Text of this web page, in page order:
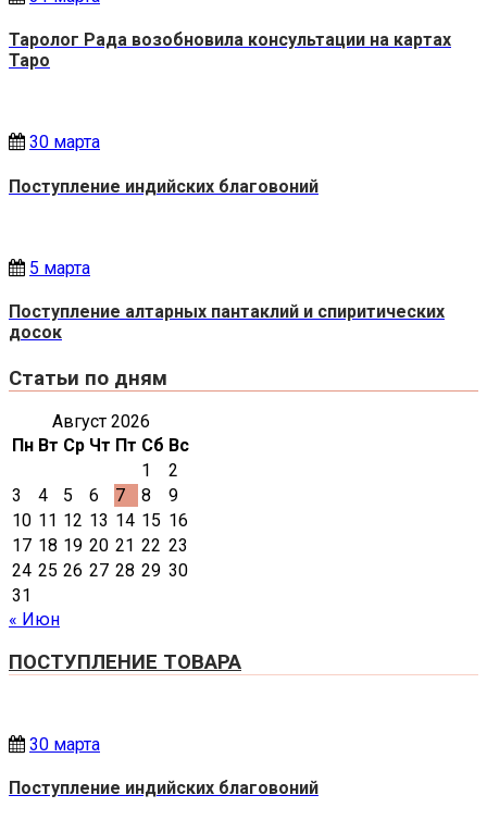
Таролог Рада возобновила консультации на картах
Таро
30 марта
Поступление индийских благовоний
5 марта
Поступление алтарных пантаклий и спиритических
досок
Статьи по дням
Август 2026
Пн Вт Ср Чт Пт Сб Вс
1
2
3
4 5 6 7 8
9
10 11 12 13 14 15 16
17 18 19 20 21 22 23
24 25 26 27 28 29 30
31
« Июн
ПОСТУПЛЕНИЕ ТОВАРА
30 марта
Поступление индийских благовоний